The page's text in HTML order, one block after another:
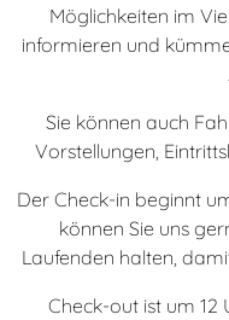
Möglichkeiten im
informieren und
Sie können auch
Vorstellungen,
Der Check-in beginnt
können Sie uns
Laufenden halten,
Check-out ist um 12